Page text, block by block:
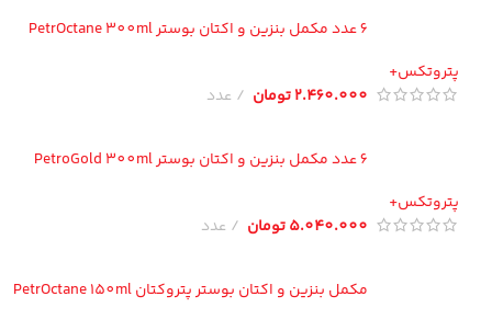
6 عدد مکمل بنزین و اکتان بوستر PetrOctane 300ml
2.460.000تومان عدد
6 عدد مکمل بنزین و اکتان بوستر PetroGold 300ml
5.040.000تومان عدد
مکمل بنزین و اکتان بوستر پتروکتان PetrOctane 150ml